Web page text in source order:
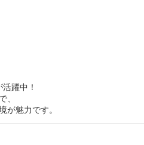
躍中！
、
が魅力です。